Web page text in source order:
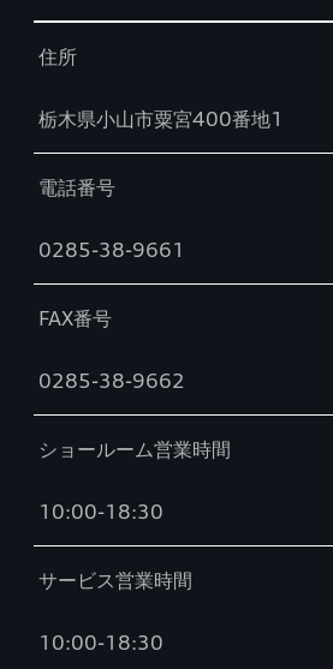
住所
栃木県小山市粟宮400番地1
電話番号
0285-38-9661
FAX番号
0285-38-9662
ショールーム営業時間
10:00-18:30
サービス営業時間
10:00-18:30